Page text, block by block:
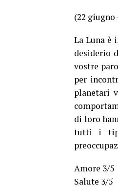
(22 giugno
La Luna è
desiderio
vostre
per
planetari
di loro
tutti i tipi
Amore 3/5
Salute 3/5